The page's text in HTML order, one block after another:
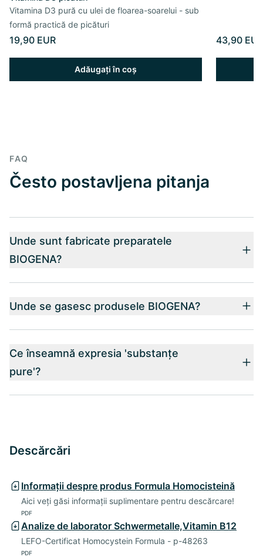
Vitamina D3 pură cu ulei de floarea-soarelui - sub
formă practică de picături
19,90 EUR
Adăugați în coș
43,90 EUR
FAQ
Često postavljena pitanja
Unde sunt fabricate preparatele
BIOGENA?
Unde se gasesc produsele BIOGENA?
Ce înseamnă expresia 'substanțe
pure'?
Descărcări
Informații despre produs Formula Homocisteină
Aici veți găsi informații suplimentare pentru descărcare!
PDF
Analize de laborator Schwermetalle,Vitamin B12
LEFO-Certificat Homocystein Formula - p-48263
PDF